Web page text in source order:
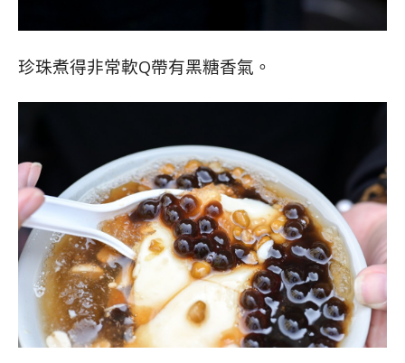
珍珠煮得非常軟Q帶有黑糖香氣。